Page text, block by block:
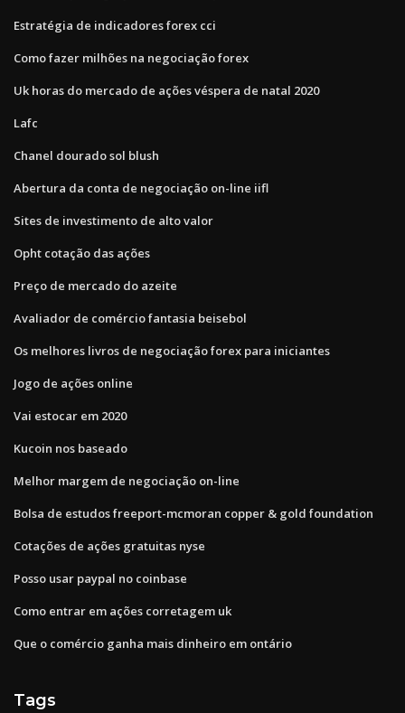
Estratégia de indicadores forex cci
Como fazer milhões na negociação forex
Uk horas do mercado de ações véspera de natal 2020
Lafc
Chanel dourado sol blush
Abertura da conta de negociação on-line iifl
Sites de investimento de alto valor
Opht cotação das ações
Preço de mercado do azeite
Avaliador de comércio fantasia beisebol
Os melhores livros de negociação forex para iniciantes
Jogo de ações online
Vai estocar em 2020
Kucoin nos baseado
Melhor margem de negociação on-line
Bolsa de estudos freeport-mcmoran copper & gold foundation
Cotações de ações gratuitas nyse
Posso usar paypal no coinbase
Como entrar em ações corretagem uk
Que o comércio ganha mais dinheiro em ontário
Tags